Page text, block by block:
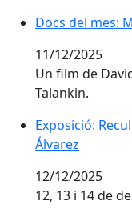
Docs del mes:
Docs del mes:
11/12/2025
Un film de
Talankin.
Exposició:
Exposició:
Álvarez
12/12/2025
12, 13 i 14 de